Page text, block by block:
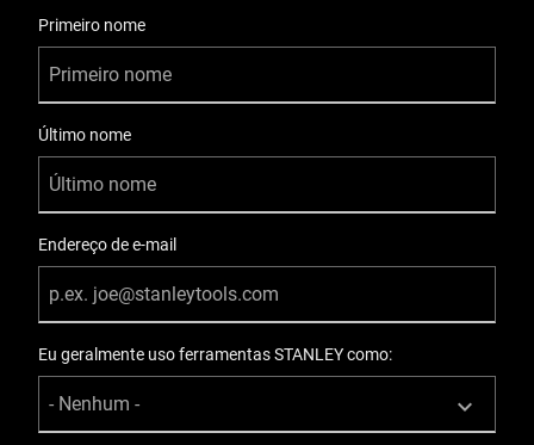
Primeiro nome
Último nome
Endereço de e-mail
Eu geralmente uso ferramentas STANLEY como: